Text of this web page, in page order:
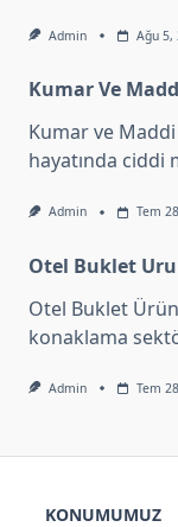
Admin Ağu 5,
Kumar Ve
Kumar ve
hayatında ciddi
Admin Tem
Otel Buklet
Otel Buklet
konaklama
Admin Tem
KONUMUMUZ